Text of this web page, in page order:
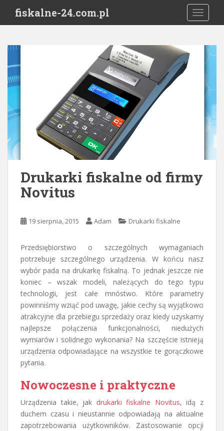
i
fiskalne-24.com.pl
Drukarki fiskalne od firmy
Novitus
19 sierpnia, 2015 Adam Drukarki fiskalne
Przedsiębiorstwo o szczególnych wymaganiach
potrzebuje szczególnego urządzenia. W końcu nasz
wybór pada na drukarkę fiskalną. To jednak jeszcze nie
koniec – wszak modeli, należących do tego typu
technologii, jest całe mnóstwo. Które parametry
powinniśmy wziąć pod uwagę, jakie cechy są wyjątkowo
atrakcyjne dla przebiegu sprzedaży oraz kiedy uzyskamy
najlepsze połączenia funkcjonalności, niedużych
wymiarów i solidnego wykonania? Na szczęście istnieją
urządzenia odpowiadające na wszystkie te gorączkowe
pytania.
Nowoczesne i praktyczne
Urządzenia takie, jak drukarki fiskalne Novitus, idą z
duchem czasu i nieustannie odpowiadają na aktualne
zapotrzebowania użytkowników. Zastosowanie opcji